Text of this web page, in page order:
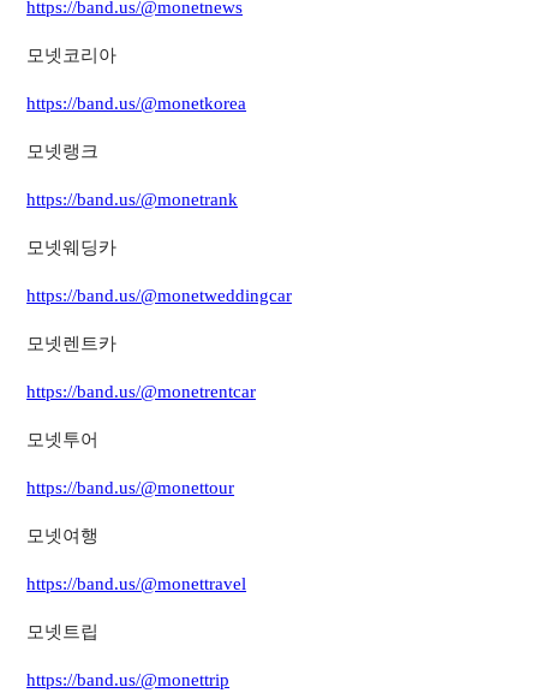
https://band.us/@monetnews
모넷코리아
https://band.us/@monetkorea
모넷랭크
https://band.us/@monetrank
모넷웨딩카
https://band.us/@monetweddingcar
모넷렌트카
https://band.us/@monetrentcar
모넷투어
https://band.us/@monettour
모넷여행
https://band.us/@monettravel
모넷트립
https://band.us/@monettrip